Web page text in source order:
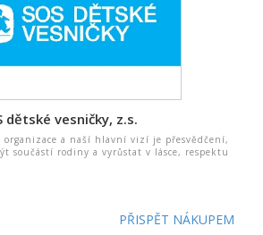
dětské vesničky, z.s.
organizace a naší hlavní vizí je přesvědčení,
součástí rodiny a vyrůstat v lásce, respektu
PŘISPĚT NÁKUPEM